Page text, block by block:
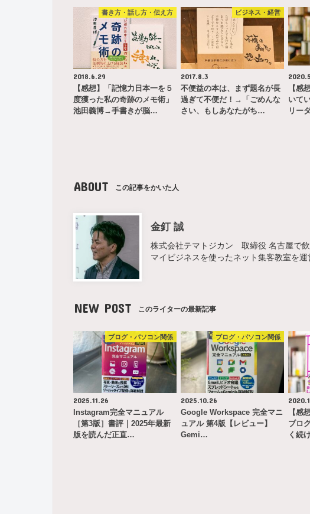
書き方・話し方・伝え方
2018.6.29
【感想】「記憶力日本一を５
度獲った私の奇跡のメモ術」
池田義博→手書きが脳…
ビジネス・経営
2017.8.3
不便益の本は、まず題名が長
過ぎて不便だ！→「ごめんな
さい、もしあなたがち…
【感
いて
リー
ABOUT この記事をかいた人
金釘 誠
株式会社テマトジカン 取締役 名古屋で
マイビジネスを使ったネット集客教室を運
NEW POST このライターの最新記事
ブログ・パソコン関係
2025.11.26
Instagram完全マニュアル
［第3版］書評｜2025年最新
版を読んだ正直…
ブログ・パソコン関係
2025.10.26
Google Workspace 完全マニ
ュアル 第4版【レビュー】
Gemi…
【感
ブロ
く続